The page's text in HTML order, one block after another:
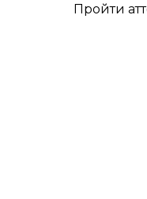
Пройти